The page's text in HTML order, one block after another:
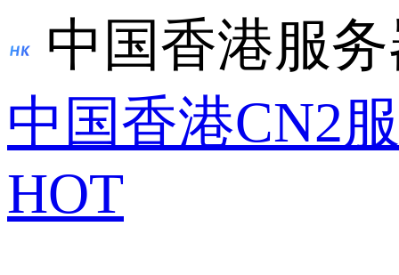
中国香港服
中国香港CN2
HOT